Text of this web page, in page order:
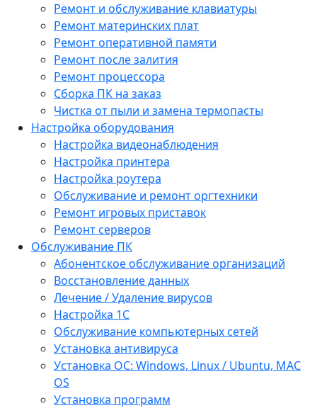
Ремонт и обслуживание клавиатуры
Ремонт материнских плат
Ремонт оперативной памяти
Ремонт после залития
Ремонт процессора
Сборка ПК на заказ
Чистка от пыли и замена термопасты
Настройка оборудования
Настройка видеонаблюдения
Настройка принтера
Настройка роутера
Обслуживание и ремонт оргтехники
Ремонт игровых приставок
Ремонт серверов
Обслуживание ПК
Абонентское обслуживание организаций
Восстановление данных
Лечение / Удаление вирусов
Настройка 1С
Обслуживание компьютерных сетей
Установка антивируса
Установка ОС: Windows, Linux / Ubuntu, МАС
OS
Установка программ